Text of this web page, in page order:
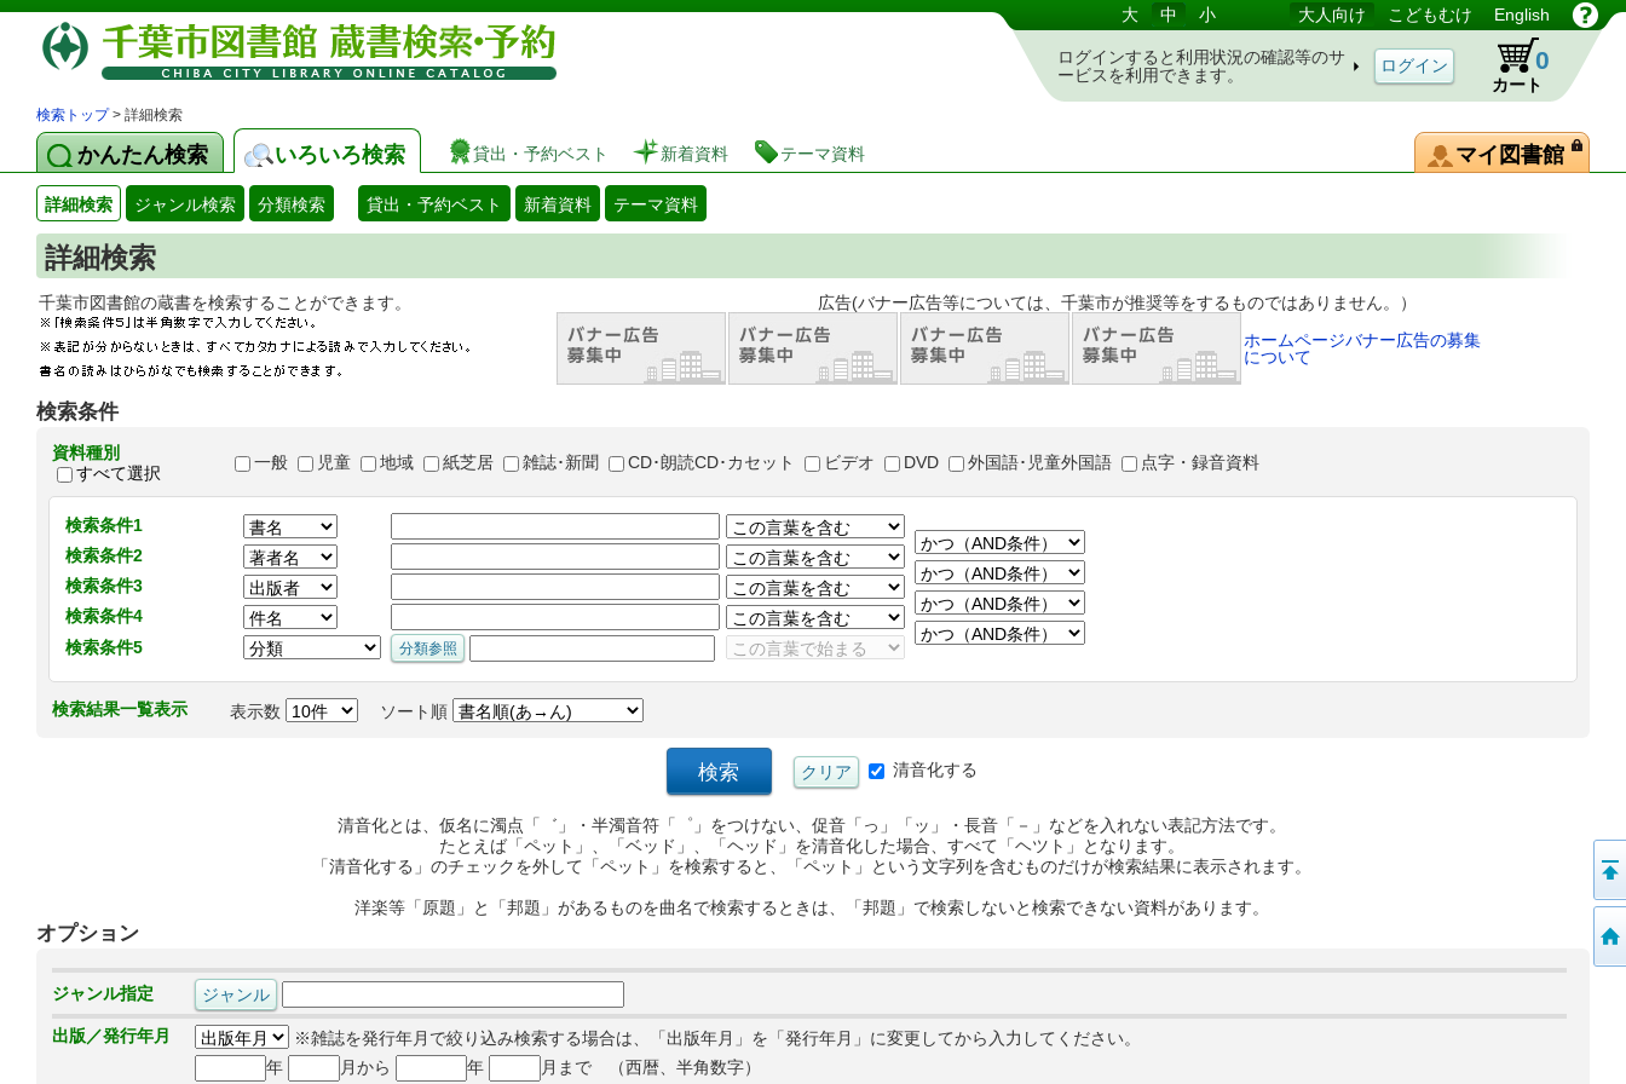
図書館 蔵書検索・予約システム 大 中 小 大人向け こどもむけ English
ログインすると利用状況の確認等のサ
ービスを利用できます。
カート
0
検索トップ> 詳細検索
かんたん検索 いろいろ検索 貸出・予約ベスト 新着資料 テーマ資料 マイ図書館
詳細検索 ジャンル検索 分類検索 貸出・予約ベスト 新着資料 テーマ資料
詳細検索
千葉市図書館の蔵書を検索することができます。 広告(バナー広告等については、千葉市が推奨等をするものではありません。）
ホームページバナー広告の募集
について
検索条件
資料種別
すべて選択
一般 児童 地域 紙芝居 雑誌･新聞 CD･朗読CD･カセット ビデオ DVD 外国語･児童外国語 点字・録音資料
検索条件1
検索条件2
検索条件3
検索条件4
検索条件5
検索結果一覧表示 表示数 ソート順
清音化する
清音化とは、仮名に濁点「゛」・半濁音符「゜」をつけない、促音「っ」「ッ」・長音「－」などを入れない表記方法です。
たとえば「ペット」、「ベッド」、「ヘッド」を清音化した場合、すべて「ヘツト」となります。
「清音化する」のチェックを外して「ペット」を検索すると、「ペット」という文字列を含むものだけが検索結果に表示されます。
洋楽等「原題」と「邦題」があるものを曲名で検索するときは、「邦題」で検索しないと検索できない資料があります。
オプション
ジャンル指定
出版／発行年月
※雑誌を発行年月で絞り込み検索する場合は、「出版年月」を「発行年月」に変更してから入力してください。
年
月から 年 月まで （西暦、半角数字）